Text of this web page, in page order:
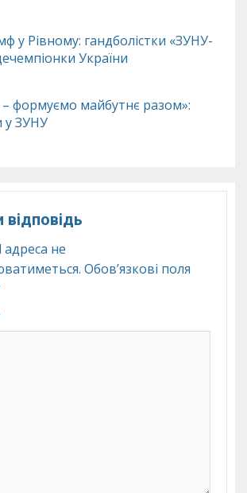
у Рівному: гандболістки «ЗУНУ-
України
– формуємо майбутнє разом»:
у ЗУНУ
не
Обов’язкові поля